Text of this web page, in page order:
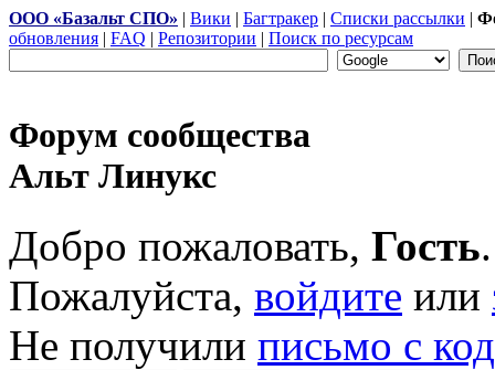
ООО «Базальт СПО» | Вики | Багтракер | Списки рассылки |
обновления | FAQ | Репозитории | Поиск по ресурсам
Форум сообщества
Альт Линукс
Добро пожаловать, Гость.
Пожалуйста, войдите или
Не получили письмо с